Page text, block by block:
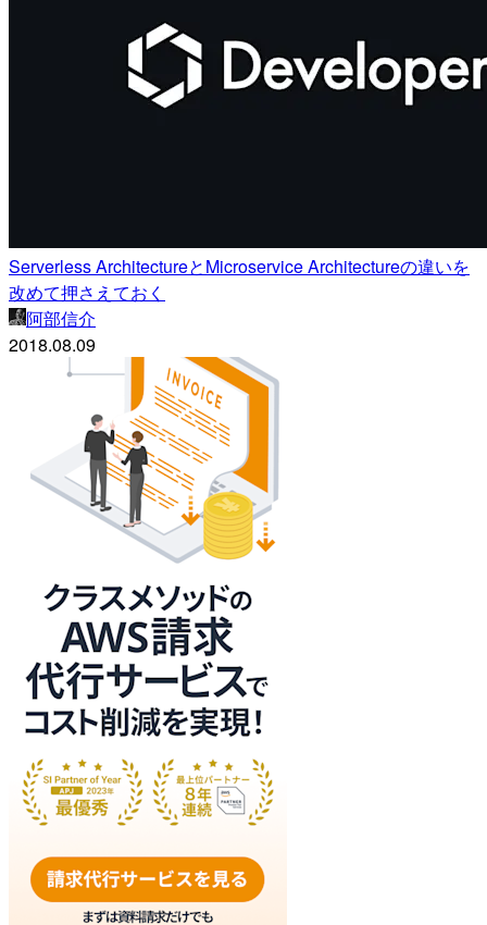
Serverless ArchitectureとMicroservice Architectureの違いを
改めて押さえておく
阿部信介
2018.08.09